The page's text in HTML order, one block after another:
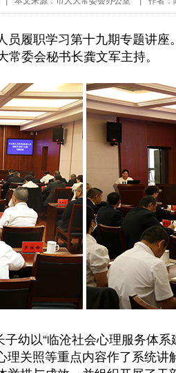
履职学习第十九期专题讲
委会秘书长龚文军主持。
幼以“临沧社会心理服务体
关照等重点内容作了系统